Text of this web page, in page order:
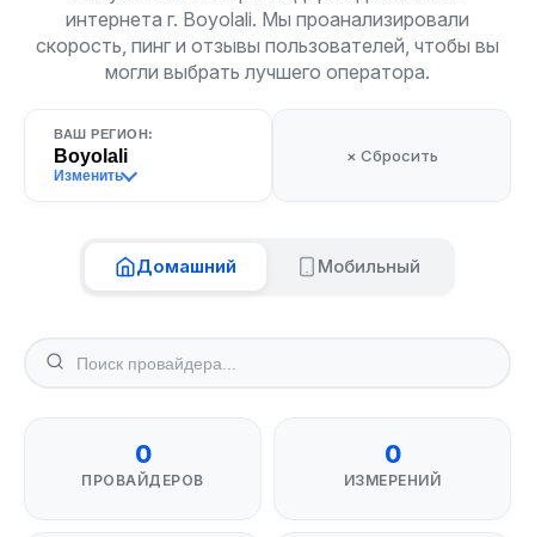
интернета г. Boyolali. Мы проанализировали
скорость, пинг и отзывы пользователей, чтобы вы
могли выбрать лучшего оператора.
ВАШ РЕГИОН:
Boyolali
Изменить
× Сбросить
Домашний Мобильный
0
ПРОВАЙДЕРОВ
0
ИЗМЕРЕНИЙ